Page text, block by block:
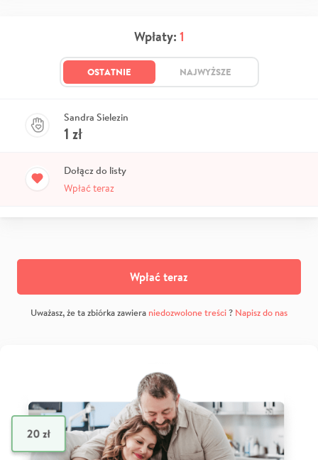
Wpłaty: 1
OSTATNIE NAJWYŻSZE
Sandra Sielezin
1 zł
Dołącz do listy
Wpłać teraz
Wpłać teraz
Uważasz, że ta zbiórka zawiera niedozwolone treści? Napisz do nas